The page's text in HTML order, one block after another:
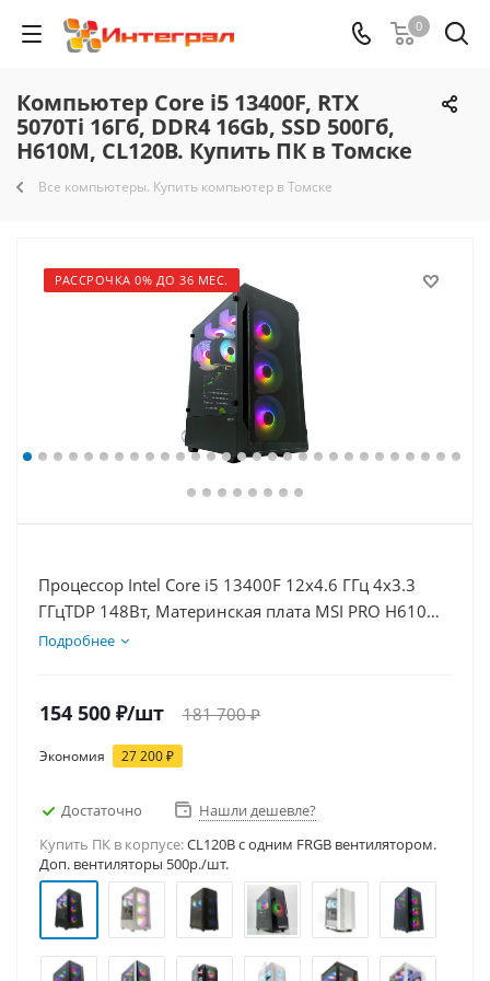
0
Компьютер Core i5 13400F, RTX
5070Ti 16Гб, DDR4 16Gb, SSD 500Гб,
H610M, CL120B. Купить ПК в Томске
Все компьютеры. Купить компьютер в Томске
РАССРОЧКА 0% ДО 36 МЕС.
Процессор Intel Core i5 13400F 12x4.6 ГГц 4x3.3
ГГцTDP 148Вт, Материнская плата MSI PRO H610M-
E, Видеокарта RTX 5070Ti 16Гб, Память
Подробнее
154 500 ₽/шт 181 700₽
Экономия 27 200₽
Достаточно
Нашли дешевле?
Купить ПК в корпусе:CL120B c одним FRGB вентилятором.
Доп. вентиляторы 500р./шт.